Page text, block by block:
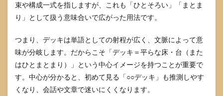
のデ
ッキ
DJデ
ッキ
のデ
ッキ
5.3
カー
束や構成一式を指しますが、これも「ひとそろい」「まとま
り」として扱う意味合いで広がった用法です。
つまり、デッキは単語としての射程が広く、文脈によって意
味が分岐します。だからこそ「デッキ＝平らな床・台（また
はひとまとまり）」という中心イメージを持つことが重要で
す。中心が分かると、初めて見る「○○デッキ」も推測しやす
くなり、会話や文章で迷いにくくなります。